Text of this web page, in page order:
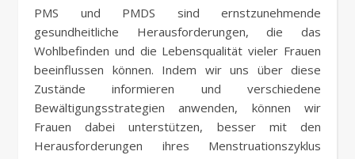
PMS und PMDS sind ernstzunehmende
gesundheitliche Herausforderungen, die das
Wohlbefinden und die Lebensqualität vieler Frauen
beeinflussen können. Indem wir uns über diese
Zustände informieren und verschiedene
Bewältigungsstrategien anwenden, können wir
Frauen dabei unterstützen, besser mit den
Herausforderungen ihres Menstruationszyklus